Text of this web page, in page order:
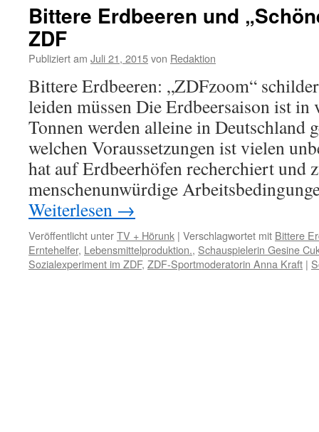
Bittere Erdbeeren und
ZDF
Publiziert am Juli 21, 2015von Redaktion
Bittere Erdbeeren: „ZDFzoom“
leiden müssen Die Erdbeersaison ist in
Tonnen werden alleine in Deutschland
welchen Voraussetzungen ist vielen
hat auf Erdbeerhöfen recherchiert und
menschenunwürdige
Weiterlesen →
Veröffentlicht unterTV + Hörunk | Verschlagwortet mit Bittere
Erntehelfer, Lebensmittelproduktion., Schauspielerin Gesine
Sozialexperiment im ZDF, ZDF-Sportmoderatorin Anna Kraft |